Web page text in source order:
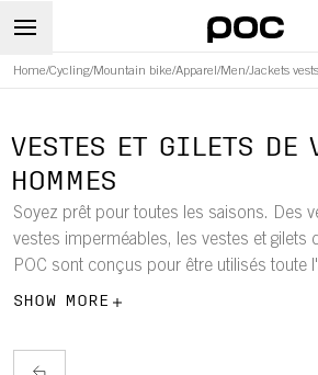
Home/Cycling/Mountain bike/Apparel /Men/Jackets vests
VESTES ET GILETS DE
HOMMES
Soyez prêt pour toutes les saisons. Des
vestes imperméables, les vestes et gilets
POC sont conçus pour être utilisés toute
conditions difficiles des chemins. Conçus
SHOW MORE